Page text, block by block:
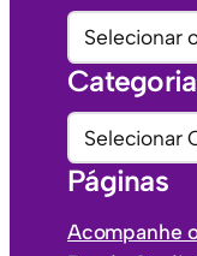
A
r
q
u
v
s
C
a
t
e
g
Páginas
Acompanhe